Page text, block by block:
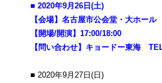
■ 2020年9月26日(土)
【会場】名古屋市公会堂・大ホール
【開場/開演】17:00/18:00
【問い合わせ】キョードー東海
■ 2020年9月27日(日)